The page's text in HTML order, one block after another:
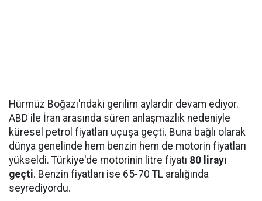
Hürmüz Boğazı'ndaki gerilim aylardır devam ediyor.
ABD ile İran arasında süren anlaşmazlık nedeniyle
küresel petrol fiyatları uçuşa geçti. Buna bağlı olarak
dünya genelinde hem benzin hem de motorin fiyatları
yükseldi. Türkiye'de motorinin litre fiyatı 80 lirayı
geçti. Benzin fiyatları ise 65-70 TL aralığında
seyrediyordu.